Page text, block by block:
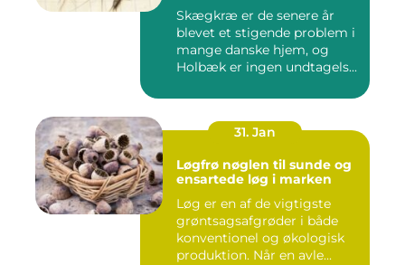
Skægkræ er de senere år
blevet et stigende problem i
mange danske hjem, og
Holbæk er ingen undtagels...
31. Jan
Løgfrø nøglen til sunde og
ensartede løg i marken
Løg er en af de vigtigste
grøntsagsafgrøder i både
konventionel og økologisk
produktion. Når en avle...